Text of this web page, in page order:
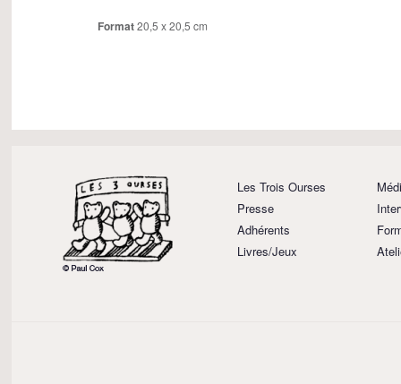
Format20,5 x 20,5 cm
Les Trois Ourses
Presse
Adhérents
Livres/Jeux